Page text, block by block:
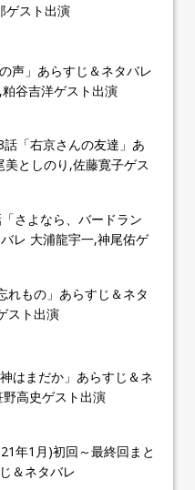
ゲスト出演
声」あらすじ＆ネタバレ
谷吉洋ゲスト出演
「右京さんの友達」あ
美としのり,佐藤寛子ゲス
さよなら、バードラン
レ 大浦龍宇一,神尾佑ゲ
れもの」あらすじ＆ネタ
スト出演
はまだか」あらすじ＆ネ
高史ゲスト出演
年1月)初回～最終回まと
＆ネタバレ